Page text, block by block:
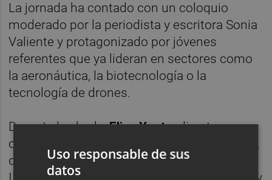
La jornada ha contado con un coloquio
moderado por la periodista y escritora Sonia
Valiente y protagonizado por jóvenes
referentes que ya lideran en sectores como
la aeronáutica, la biotecnología o la
tecnología de drones.
Durante la charla,Elisa Yuste, directora
comercial de Delsat Drones;
,
directora de Operaciones y cofundadora de
Uso responsable de sus
datos